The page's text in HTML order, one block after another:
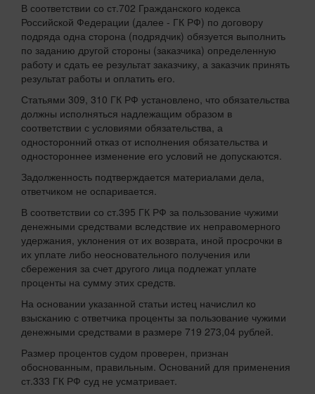
В соответствии со ст.702 Гражданского кодекса
Российской Федерации (далее - ГК РФ) по договору
подряда одна сторона (подрядчик) обязуется выполнить
по заданию другой стороны (заказчика) определенную
работу и сдать ее результат заказчику, а заказчик принять
результат работы и оплатить его.
Статьями 309, 310 ГК РФ установлено, что обязательства
должны исполняться надлежащим образом в
соответствии с условиями обязательства, а
односторонний отказ от исполнения обязательства и
одностороннее изменение его условий не допускаются.
Задолженность подтверждается материалами дела,
ответчиком не оспаривается.
В соответствии со ст.395 ГК РФ за пользование чужими
денежными средствами вследствие их неправомерного
удержания, уклонения от их возврата, иной просрочки в
их уплате либо неосновательного получения или
сбережения за счет другого лица подлежат уплате
проценты на сумму этих средств.
На основании указанной статьи истец начислил ко
взысканию с ответчика проценты за пользование чужими
денежными средствами в размере 719 273,04 рублей.
Размер процентов судом проверен, признан
обоснованным, правильным. Оснований для применения
ст.333 ГК РФ суд не усматривает.